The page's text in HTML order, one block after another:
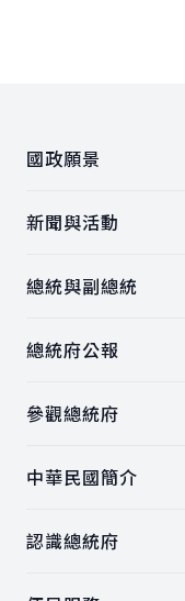
國政願景
新聞與活動
總統與副總統
總統府公報
參觀總統府
中華民國簡介
認識總統府